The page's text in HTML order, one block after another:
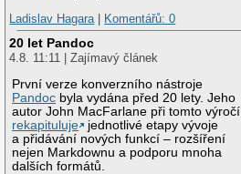
Ladislav Hagara| Komentářů: 0
20 let Pandoc
4.8. 11:11 | Zajímavý článek
První verze konverzního nástroje
Pandoc byla vydána před 20 lety. Jeho
autor John MacFarlane při tomto výročí
rekapituluje
jednotlivé etapy vývoje
a přidávání nových funkcí – rozšíření
nejen Markdownu a podporu mnoha
dalších formátů.